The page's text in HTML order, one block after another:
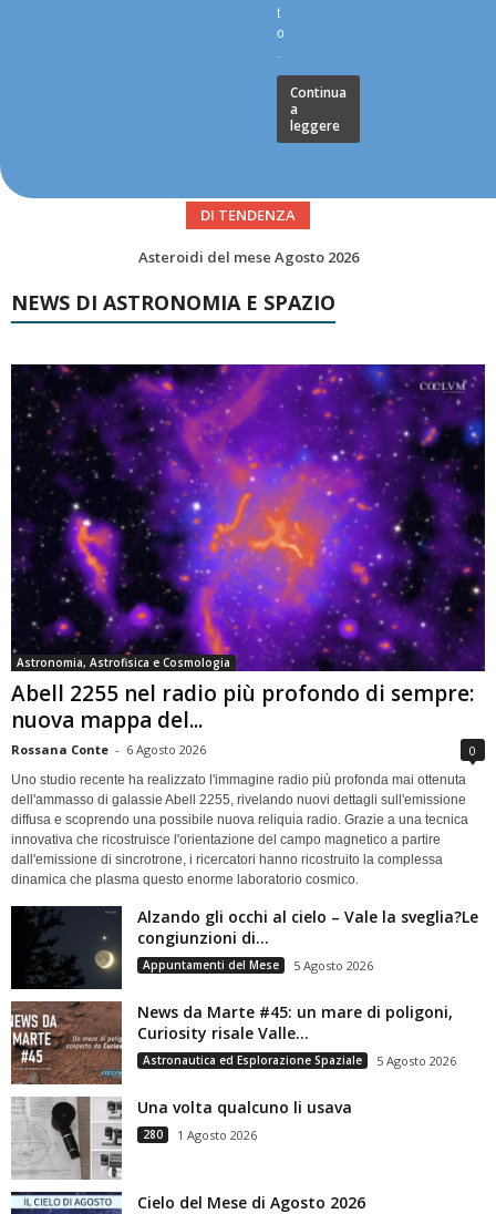
t
o
.
Continua
a
leggere
DI TENDENZA
NEWS DI ASTRONOMIA E SPAZIO
Astronomia, Astrofisica e Cosmologia
Abell 2255 nel radio più profondo di sempre:
nuova mappa del...
Rossana Conte - 6 Agosto 2026 0
Uno studio recente ha realizzato l'immagine radio più profonda mai ottenuta
dell'ammasso di galassie Abell 2255, rivelando nuovi dettagli sull'emissione
diffusa e scoprendo una possibile nuova reliquia radio. Grazie a una tecnica
innovativa che ricostruisce l'orientazione del campo magnetico a partire
dall'emissione di sincrotrone, i ricercatori hanno ricostruito la complessa
dinamica che plasma questo enorme laboratorio cosmico.
Alzando gli occhi al cielo – Vale la sveglia?Le
congiunzioni di...
Appuntamenti del Mese 5 Agosto 2026
News da Marte #45: un mare di poligoni,
Curiosity risale Valle...
Astronautica ed Esplorazione Spaziale 5 Agosto 2026
Una volta qualcuno li usava
280 1 Agosto 2026
Cielo del Mese di Agosto 2026